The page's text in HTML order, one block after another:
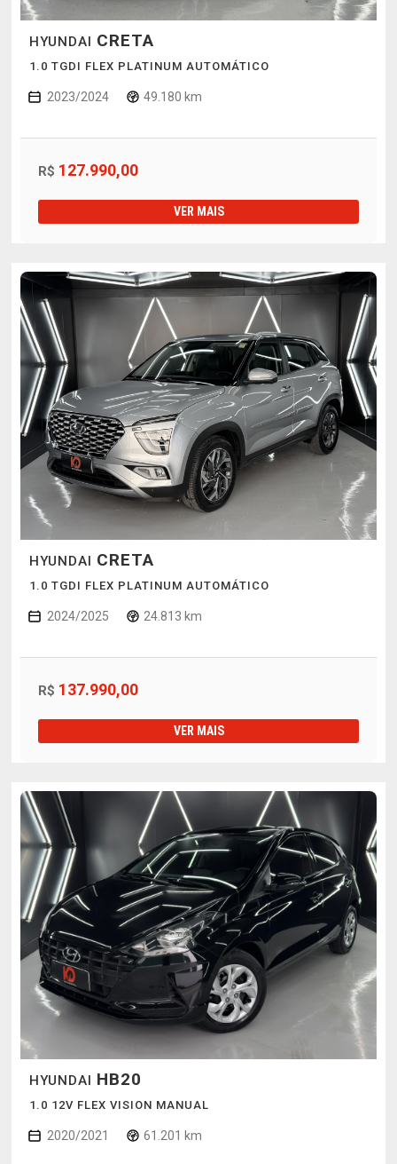
HYUNDAI CRETA
1.0 TGDI FLEX PLATINUM AUTOMÁTICO
2023/2024 49.180 km
R$ 127.990,00
VER MAIS
HYUNDAI CRETA
1.0 TGDI FLEX PLATINUM AUTOMÁTICO
2024/2025 24.813 km
R$ 137.990,00
VER MAIS
HYUNDAI HB20
1.0 12V FLEX VISION MANUAL
2020/2021 61.201 km